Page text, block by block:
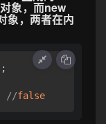
象，而new
象，两者在内
//false